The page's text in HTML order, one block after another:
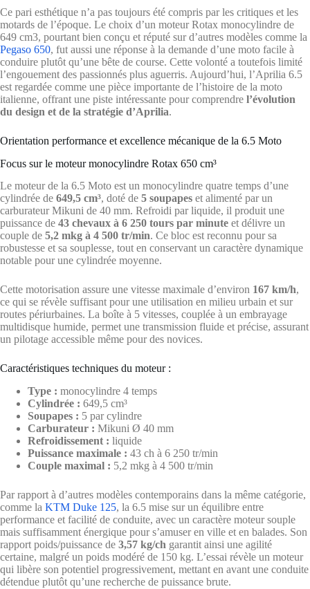
Ce pari esthétique n’a pas toujours été compris par les critiques et les
motards de l’époque. Le choix d’un moteur Rotax monocylindre de
649 cm3, pourtant bien conçu et réputé sur d’autres modèles comme la
Pegaso 650, fut aussi une réponse à la demande d’une moto facile à
conduire plutôt qu’une bête de course. Cette volonté a toutefois limité
l’engouement des passionnés plus aguerris. Aujourd’hui, l’Aprilia 6.5
est regardée comme une pièce importante de l’histoire de la moto
italienne, offrant une piste intéressante pour comprendre l’évolution
du design et de la stratégie d’Aprilia.
Orientation performance et excellence mécanique de la 6.5 Moto
Focus sur le moteur monocylindre Rotax 650 cm³
Le moteur de la 6.5 Moto est un monocylindre quatre temps d’une
cylindrée de 649,5 cm³, doté de 5 soupapes et alimenté par un
carburateur Mikuni de 40 mm. Refroidi par liquide, il produit une
puissance de 43 chevaux à 6 250 tours par minute et délivre un
couple de 5,2 mkg à 4 500 tr/min. Ce bloc est reconnu pour sa
robustesse et sa souplesse, tout en conservant un caractère dynamique
notable pour une cylindrée moyenne.
Cette motorisation assure une vitesse maximale d’environ 167 km/h,
ce qui se révèle suffisant pour une utilisation en milieu urbain et sur
routes périurbaines. La boîte à 5 vitesses, couplée à un embrayage
multidisque humide, permet une transmission fluide et précise, assurant
un pilotage accessible même pour des novices.
Caractéristiques techniques du moteur :
Type : monocylindre 4 temps
Cylindrée : 649,5 cm³
Soupapes : 5 par cylindre
Carburateur : Mikuni Ø 40 mm
Refroidissement : liquide
Puissance maximale : 43 ch à 6 250 tr/min
Couple maximal : 5,2 mkg à 4 500 tr/min
Par rapport à d’autres modèles contemporains dans la même catégorie,
comme la KTM Duke 125, la 6.5 mise sur un équilibre entre
performance et facilité de conduite, avec un caractère moteur souple
mais suffisamment énergique pour s’amuser en ville et en balades. Son
rapport poids/puissance de 3,57 kg/ch garantit ainsi une agilité
certaine, malgré un poids modéré de 150 kg. L’essai révèle un moteur
qui libère son potentiel progressivement, mettant en avant une conduite
détendue plutôt qu’une recherche de puissance brute.